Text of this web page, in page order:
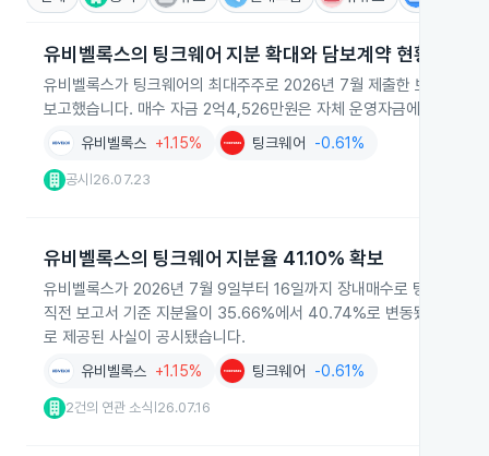
유비벨록스의 팅크웨어 지분 확대와 담보계약 현황
유비벨록스가 팅크웨어의 최대주주로 2026년 7월 제출한 보고서
보고했습니다. 매수 자금 2억4,526만원은 자체 운영자금에서 조달
유비벨록스 +1.15% 팅크웨어 -0.61%
공시 26.07.23
유비벨록스의 팅크웨어 지분율 41.10% 확보
유비벨록스가 2026년 7월 9일부터 16일까지 장내매수로 팅크웨어
직전 보고서 기준 지분율이 35.66%에서 40.74%로 변동됐고, 이흥
로 제공된 사실이 공시됐습니다.
유비벨록스 +1.15% 팅크웨어 -0.61%
2건의 연관 소식 26.07.16